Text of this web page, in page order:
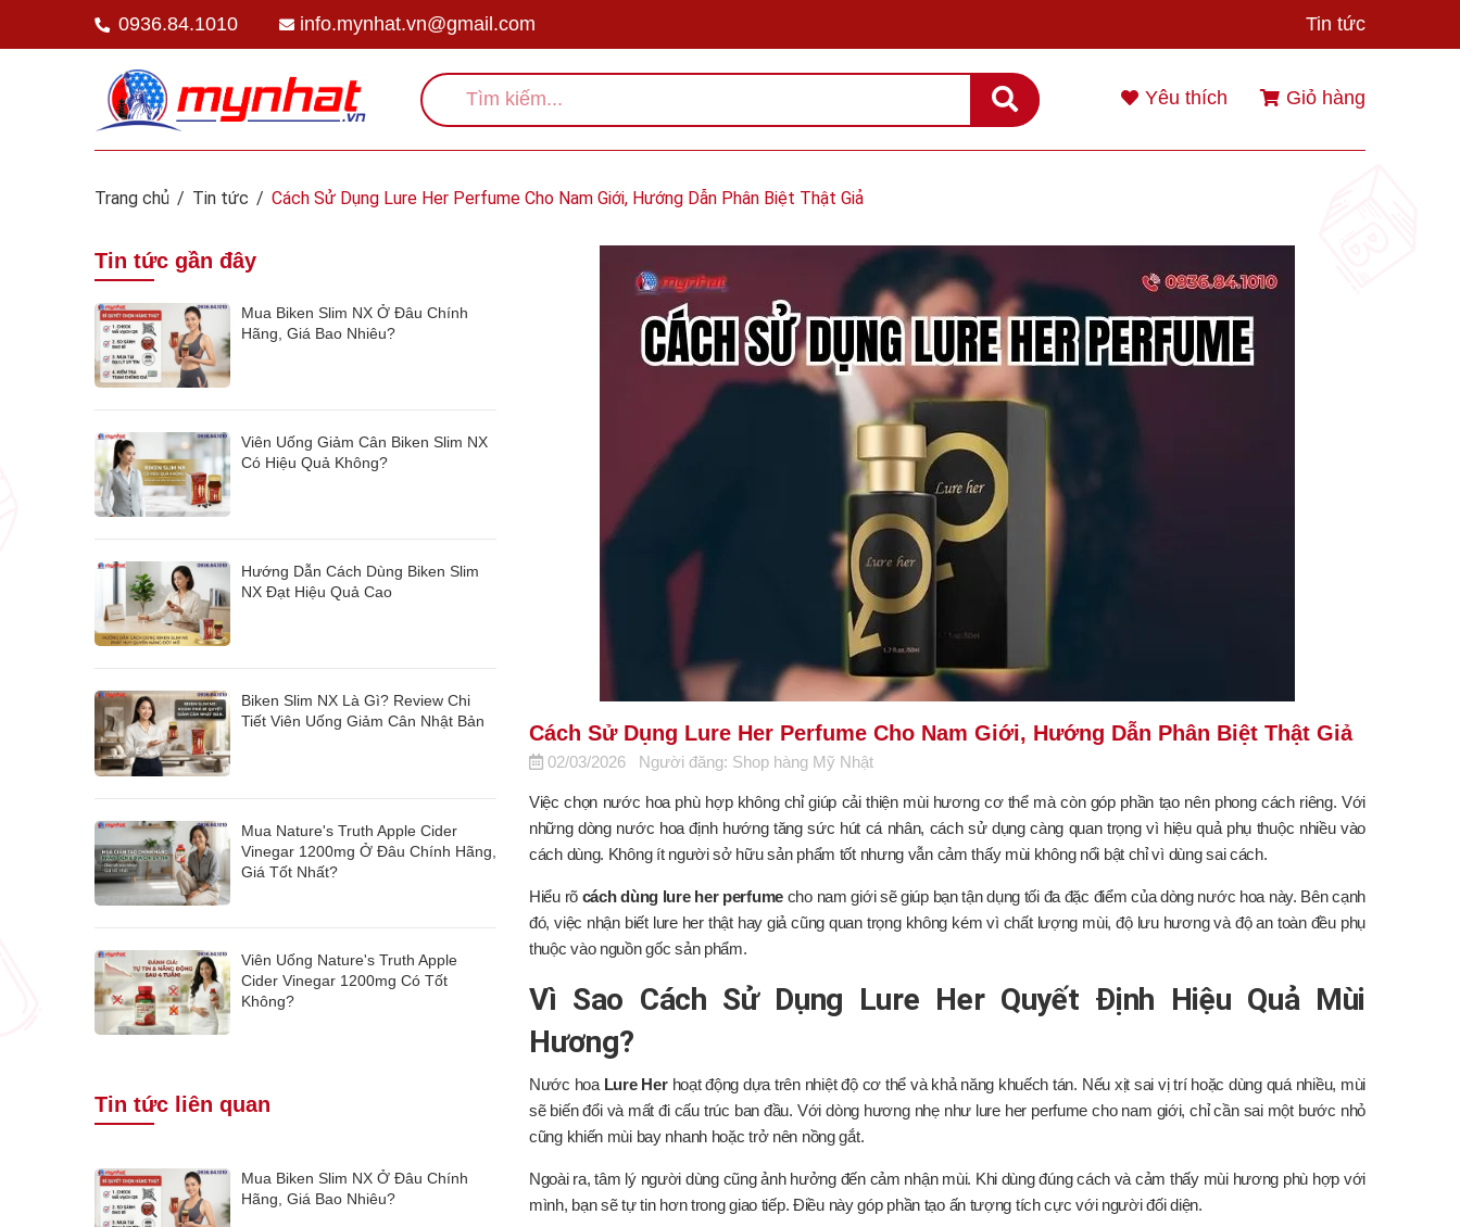
0936.84.1010 info.mynhat.vn@gmail.com Tin tức
Yêu thích Giỏ hàng
Trang chủ / Tin tức / Cách Sử Dụng Lure Her Perfume Cho Nam Giới, Hướng Dẫn Phân Biệt Thật Giả
Cách Sử Dụng Lure Her Perfume Cho Nam Giới, Hướng Dẫn Phân Biệt Thật Giả
02/03/2026 Người đăng: Shop hàng Mỹ Nhật
Việc chọn nước hoa phù hợp không chỉ giúp cải thiện mùi hương cơ thể mà còn góp phần tạo nên phong cách riêng. Với
những dòng nước hoa định hướng tăng sức hút cá nhân, cách sử dụng càng quan trọng vì hiệu quả phụ thuộc nhiều vào
cách dùng. Không ít người sở hữu sản phẩm tốt nhưng vẫn cảm thấy mùi không nổi bật chỉ vì dùng sai cách.
Hiểu rõ cách dùng lure her perfume cho nam giới sẽ giúp bạn tận dụng tối đa đặc điểm của dòng nước hoa này. Bên cạnh
đó, việc nhận biết lure her thật hay giả cũng quan trọng không kém vì chất lượng mùi, độ lưu hương và độ an toàn đều phụ
thuộc vào nguồn gốc sản phẩm.
Vì Sao Cách Sử Dụng Lure Her Quyết Định Hiệu Quả Mùi
Hương?
Nước hoa Lure Herhoạt động dựa trên nhiệt độ cơ thể và khả năng khuếch tán. Nếu xịt sai vị trí hoặc dùng quá nhiều, mùi
sẽ biến đổi và mất đi cấu trúc ban đầu. Với dòng hương nhẹ như lure her perfume cho nam giới, chỉ cần sai một bước nhỏ
cũng khiến mùi bay nhanh hoặc trở nên nồng gắt.
Ngoài ra, tâm lý người dùng cũng ảnh hưởng đến cảm nhận mùi. Khi dùng đúng cách và cảm thấy mùi hương phù hợp với
mình, bạn sẽ tự tin hơn trong giao tiếp. Điều này góp phần tạo ấn tượng tích cực với người đối diện.
Tin tức gần đây
Mua Biken Slim NX Ở Đâu Chính
Hãng, Giá Bao Nhiêu?
Viên Uống Giảm Cân Biken Slim NX
Có Hiệu Quả Không?
Hướng Dẫn Cách Dùng Biken Slim
NX Đạt Hiệu Quả Cao
Biken Slim NX Là Gì? Review Chi
Tiết Viên Uống Giảm Cân Nhật Bản
Mua Nature's Truth Apple Cider
Vinegar 1200mg Ở Đâu Chính Hãng,
Giá Tốt Nhất?
Viên Uống Nature's Truth Apple
Cider Vinegar 1200mg Có Tốt
Không?
Tin tức liên quan
Mua Biken Slim NX Ở Đâu Chính
Hãng, Giá Bao Nhiêu?